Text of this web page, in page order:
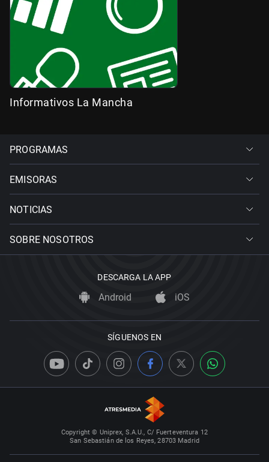
Informativos La Mancha
PROGRAMAS
EMISORAS
NOTICIAS
SOBRE NOSOTROS
DESCARGA LA APP
Android iOS
SÍGUENOS EN
Copyright © Uniprex, S.A.U., C/ Fuerteventura 12
San Sebastián de los Reyes, 28703 Madrid